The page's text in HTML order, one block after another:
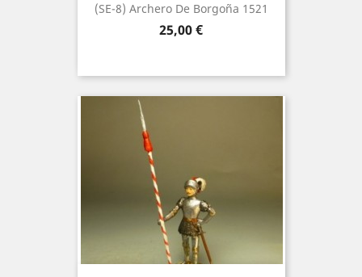
(SE-8) Archero De Borgoña 1521
Precio
25,00 €